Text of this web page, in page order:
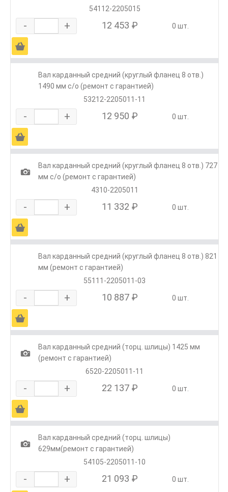
54112-2205015
- + 12 453 ₽ 0 шт.
Ä
Вал карданный средний (круглый фланец 8 отв.)
1490 мм с/о (ремонт с гарантией)
53212-2205011-11
- + 12 950 ₽ 0 шт.
Ä
1
Вал карданный средний (круглый фланец 8 отв.) 727
мм с/о (ремонт с гарантией)
4310-2205011
- + 11 332 ₽ 0 шт.
Ä
Вал карданный средний (круглый фланец 8 отв.) 821
мм (ремонт с гарантией)
55111-2205011-03
- + 10 887 ₽ 0 шт.
Ä
1
Вал карданный средний (торц. шлицы) 1425 мм
(ремонт с гарантией)
6520-2205011-11
- + 22 137 ₽ 0 шт.
Ä
1
Вал карданный средний (торц. шлицы)
629мм(ремонт с гарантией)
54105-2205011-10
- + 21 093 ₽ 0 шт.